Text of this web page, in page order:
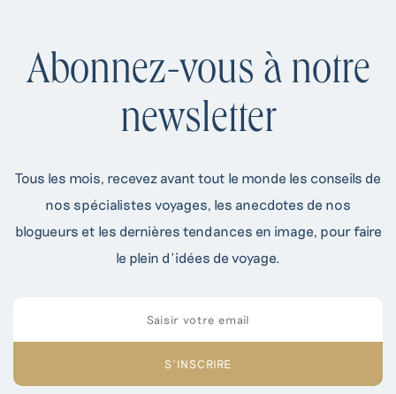
Abonnez-vous à notre
newsletter
Tous les mois, recevez avant tout le monde les conseils de
nos spécialistes voyages, les anecdotes de nos
blogueurs et les dernières tendances en image, pour faire
le plein d’idées de voyage.